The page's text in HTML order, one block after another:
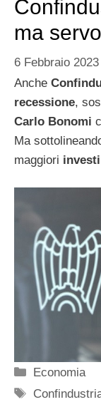
ma
6 Febbraio 2023
Anche
recessione,
Carlo Bonomi
Ma
maggiori
Categorie
Economia
Tag